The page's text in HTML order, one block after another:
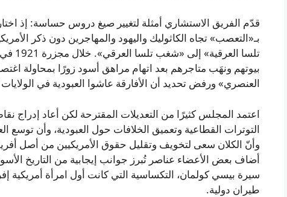
قدّم الفريق الاستشاري أمثلة لتغيير صيغ دروس حساسة: إذ
بـ«التعصب» تجاه الكاثوليك واليهود والمهاجرين دون ذكر
تلسا
بيوتهم ونهَب متاجرهم بعد اتهام مراهق أسود زورًا بمحاولة
العنصري» ورفض تحديد أن الأفارقة عاشوا العبودية في
اعتمد المجلس كثيرًا من التعديلات المقترحة لكن أعاد إدراج
التوترات القطاعية وتعميق الخلافات حول العبودية، وأن توسع
وأنّ الكلان سعى لتخويف وتقليل حقوق الأمريكيين من أصل
أضاف بعض الأعضاء عناصر تُبرز جوانب إيجابية من التاريخ
سيرة بيسي كولمان، التكساسية التي كانت أول امرأة
طيران دولية.